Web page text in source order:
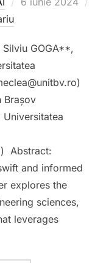
Silviu GOGA**,
Brașov
Abstract:
and informed
explores the
sciences,
leverages